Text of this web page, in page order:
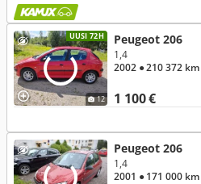
UUSI 72H
12
Peugeot 206
1 100 €
1,4
2002 ● 210 372 km
Peugeot 206
1,4
2001 ● 171 000 km